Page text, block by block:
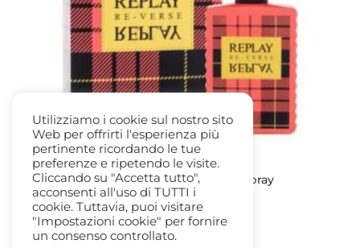
Replay Re-Verse edt woman 100ml. spray
45,00€Il
prezzo
originale
12,50 €Il
prezzo
attuale
Utilizziamo i cookie sul nostro sito
Web per offrirti l'esperienza più
pertinente ricordando le tue
preferenze e ripetendo le visite.
Cliccando su "Accetta tutto",
acconsenti all'uso di TUTTI i
cookie. Tuttavia, puoi visitare
"Impostazioni cookie" per fornire
un consenso controllato.